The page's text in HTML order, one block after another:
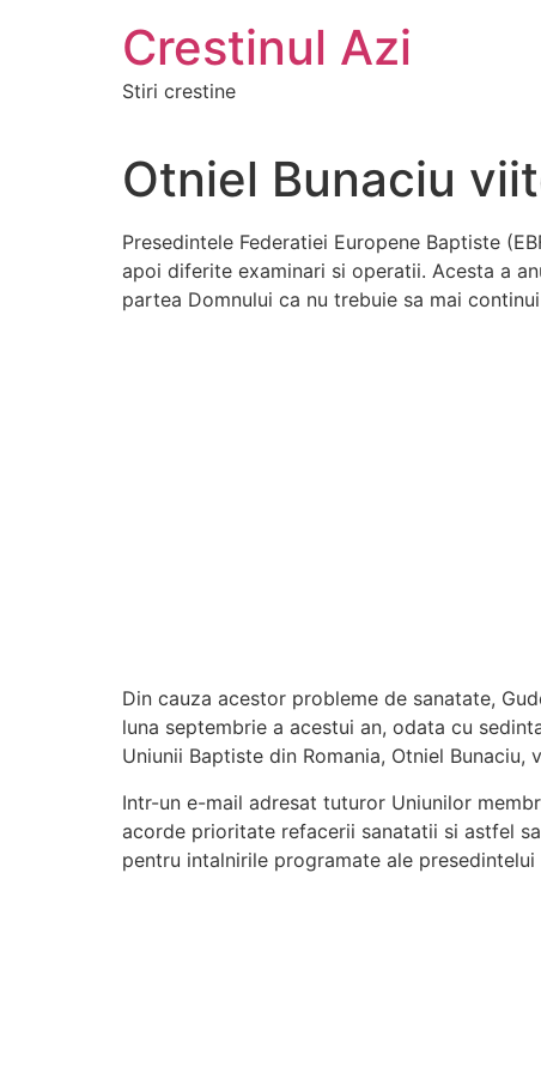
Crestinul Azi
Stiri crestine
Otniel Bunaciu
Presedintele Federatiei Europene Baptiste
apoi diferite examinari si operatii. Acesta a
partea Domnului ca nu trebuie sa mai
Din cauza acestor probleme de sanatate,
luna septembrie a acestui an, odata cu
Uniunii Baptiste din Romania, Otniel
Intr-un e-mail adresat tuturor Uniunilor
acorde prioritate refacerii sanatatii si astfel
pentru intalnirile programate ale